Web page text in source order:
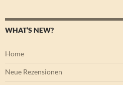
WHAT’S NEW?
Home
Neue Rezensionen